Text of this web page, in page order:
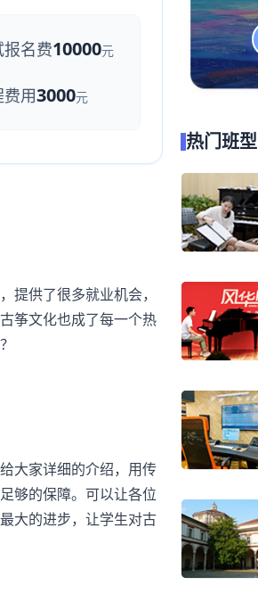
报名费10000元
用3000元
供了很多就业机会，
筝文化也成了每一个热
大家详细的介绍，用传
够的保障。可以让各位
大的进步，让学生对古
热门班型